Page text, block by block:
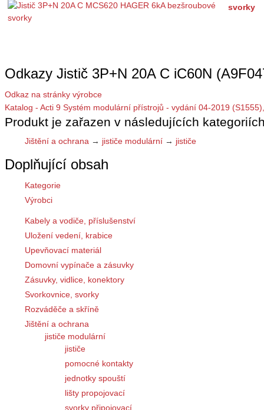
svorky
Odkazy Jistič 3P+N 20A C iC60N
Odkaz na stránky výrobce
Katalog - Acti 9 Systém modulární přístrojů - vydání 04-2019
Produkt je zařazen v následujících
Jištění a ochrana → jističe modulární → jističe
Doplňující obsah
Kategorie
Výrobci
Kabely a vodiče, příslušenství
Uložení vedení, krabice
Upevňovací materiál
Domovní vypínače a zásuvky
Zásuvky, vidlice, konektory
Svorkovnice, svorky
Rozváděče a skříně
Jištění a ochrana
jističe modulární
jističe
pomocné kontakty
jednotky spouští
lišty propojovací
svorky připojovací